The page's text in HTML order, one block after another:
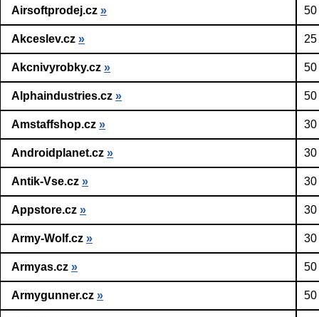
Airsoftprodej.cz » 50
Akceslev.cz »
Akcnivyrobky.cz » 50
Alphaindustries.cz » 50
Amstaffshop.cz » 30
Androidplanet.cz » 30
Antik-Vse.cz » 30
Appstore.cz » 30
Army-Wolf.cz » 30
Armyas.cz » 50
Armygunner.cz » 50